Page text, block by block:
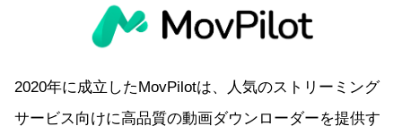
2020年に成立したMovPilotは、人気のストリーミング
サービス向けに高品質の動画ダウンローダーを提供す